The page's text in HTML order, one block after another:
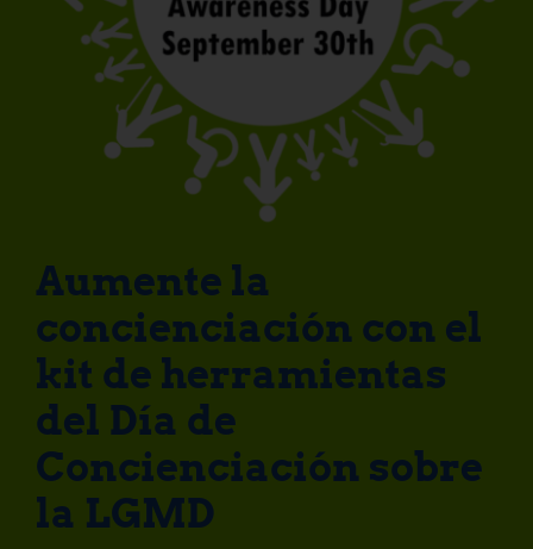
Aumente la
concienciación con el
kit de herramientas
del Día de
Concienciación sobre
la LGMD